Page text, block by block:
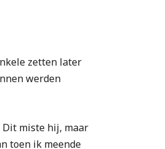
zetten later
werden
Dit miste hij, maar
toen ik meende